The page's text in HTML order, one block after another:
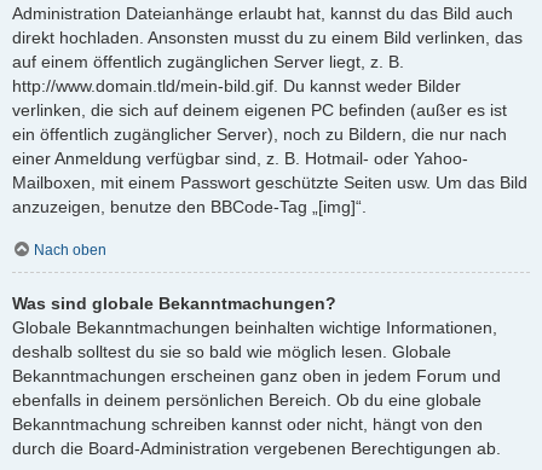
Administration Dateianhänge erlaubt hat, kannst du das Bild auch
direkt hochladen. Ansonsten musst du zu einem Bild verlinken, das
auf einem öffentlich zugänglichen Server liegt, z. B.
http://www.domain.tld/mein-bild.gif. Du kannst weder Bilder
verlinken, die sich auf deinem eigenen PC befinden (außer es ist
ein öffentlich zugänglicher Server), noch zu Bildern, die nur nach
einer Anmeldung verfügbar sind, z. B. Hotmail- oder Yahoo-
Mailboxen, mit einem Passwort geschützte Seiten usw. Um das Bild
anzuzeigen, benutze den BBCode-Tag „[img]“.
Nach oben
Was sind globale Bekanntmachungen?
Globale Bekanntmachungen beinhalten wichtige Informationen,
deshalb solltest du sie so bald wie möglich lesen. Globale
Bekanntmachungen erscheinen ganz oben in jedem Forum und
ebenfalls in deinem persönlichen Bereich. Ob du eine globale
Bekanntmachung schreiben kannst oder nicht, hängt von den
durch die Board-Administration vergebenen Berechtigungen ab.